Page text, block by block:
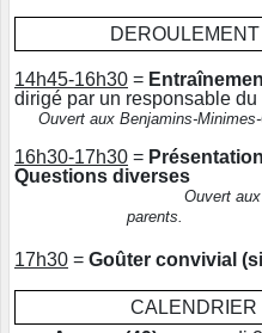
14h45-16h30 =
dirigé par un responsable
Ouvert aux Benjamins-
16h30-17h30 =
Questions diverses
Ouvert
parents.
17h30 = Goûter convivial
CALENDRIER